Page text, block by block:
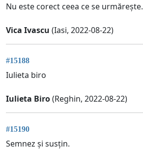
Nu este corect ceea ce se urmărește.
Vica Ivascu (Iasi, 2022-08-22)
#15188
Iulieta biro
Iulieta Biro(Reghin, 2022-08-22)
#15190
Semnez și susțin.